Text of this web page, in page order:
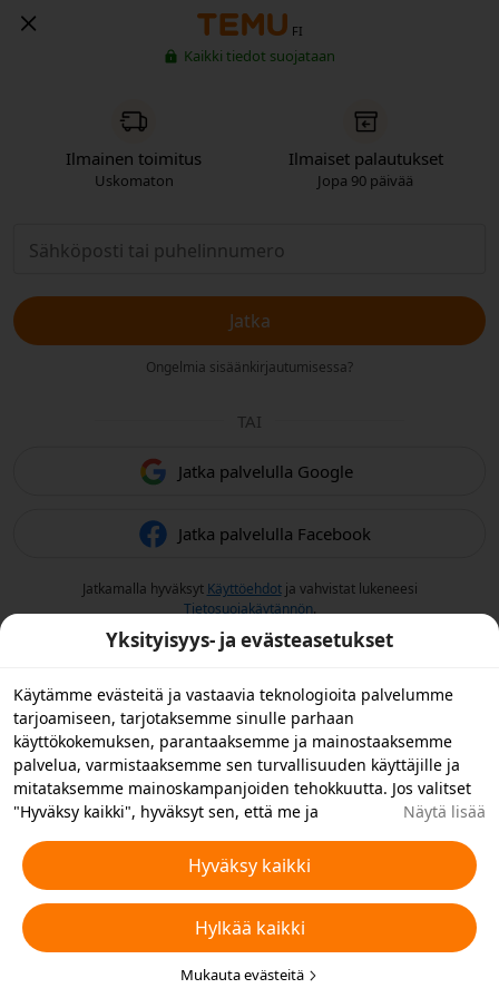
FI
Kaikki tiedot suojataan
Ilmainen toimitus
Uskomaton
Ilmaiset palautukset
Jopa 90 päivää
Jatka
Ongelmia sisäänkirjautumisessa?
TAI
Jatka palvelulla Google
Jatka palvelulla Facebook
Jatkamalla hyväksyt Käyttöehdotja vahvistat lukeneesi
Tietosuojakäytännön.
Yksityisyys- ja evästeasetukset
Käytämme evästeitä ja vastaavia teknologioita palvelumme
tarjoamiseen, tarjotaksemme sinulle parhaan
käyttökokemuksen, parantaaksemme ja mainostaaksemme
palvelua, varmistaaksemme sen turvallisuuden käyttäjille ja
mitataksemme mainoskampanjoiden tehokkuutta. Jos valitset
"Hyväksy kaikki", hyväksyt sen, että me ja
käytämme laitteellasi vastaavia teknologioita
mainontatarkoituksiin. Voit myös "hylätä kaikki" ei-
välttämättömät evästeet tai valita, minkä tyyppiset evästeet
haluat hyväksyä tai poistaa käytöstä napsauttamalla "Muokkaa
evästeitä" alla tai milloin tahansa tietosuoja-asetuksistasi.
Lisätietoja varten katso TemunEvästeitä ja vastaavia tekniikoita
Näytä lisää
Hyväksy kaikki
Hylkää kaikki
Mukauta evästeitä